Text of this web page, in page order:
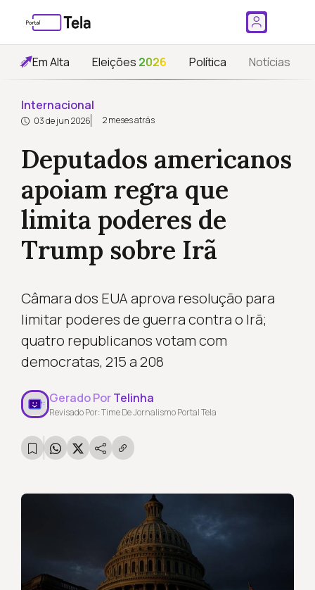
Em Alta Eleições 2026 Política Notícias
Internacional
03 de jun 2026 2 meses atrás
Deputados americanos
apoiam regra que
limita poderes de
Trump sobre Irã
Câmara dos EUA aprova resolução para
limitar poderes de guerra contra o Irã;
quatro republicanos votam com
democratas, 215 a 208
Gerado PorTelinha
Revisado Por: Time De Jornalismo Portal Tela